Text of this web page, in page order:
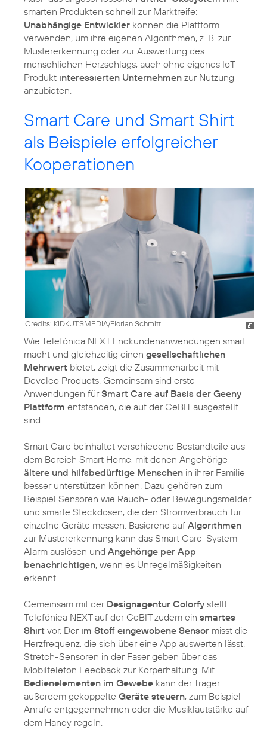
smarten Produkten schnell zur Marktreife:
Unabhängige Entwickler können die Plattform
verwenden, um ihre eigenen Algorithmen, z. B. zur
Mustererkennung oder zur Auswertung des
menschlichen Herzschlags, auch ohne eigenes IoT-
Produkt interessierten Unternehmen zur Nutzung
anzubieten.
Smart Care und Smart Shirt
als Beispiele erfolgreicher
Kooperationen
Credits: KIDKUTSMEDIA/Florian Schmitt
Wie Telefónica NEXT Endkundenanwendungen smart
macht und gleichzeitig einen gesellschaftlichen
Mehrwert bietet, zeigt die Zusammenarbeit mit
Develco Products. Gemeinsam sind erste
Anwendungen fürSmart Care auf Basis der Geeny
Plattform entstanden, die auf der CeBIT ausgestellt
sind.
Smart Care beinhaltet verschiedene Bestandteile aus
dem Bereich Smart Home, mit denen Angehörige
ältere und hilfsbedürftige Menschen in ihrer Familie
besser unterstützen können. Dazu gehören zum
Beispiel Sensoren wie Rauch- oder Bewegungsmelder
und smarte Steckdosen, die den Stromverbrauch für
einzelne Geräte messen. Basierend auf Algorithmen
zur Mustererkennung kann das Smart Care-System
Alarm auslösen und Angehörige per App
benachrichtigen, wenn es Unregelmäßigkeiten
erkennt.
Gemeinsam mit der Designagentur Colorfy stellt
Telefónica NEXT auf der CeBIT zudem ein smartes
Shirt vor. Der im Stoff eingewobene Sensor misst die
Herzfrequenz, die sich über eine App auswerten lässt.
Stretch-Sensoren in der Faser geben über das
Mobiltelefon Feedback zur Körperhaltung. Mit
Bedienelementen im Gewebe kann der Träger
außerdem gekoppelte Geräte steuern, zum Beispiel
Anrufe entgegennehmen oder die Musiklautstärke auf
dem Handy regeln.